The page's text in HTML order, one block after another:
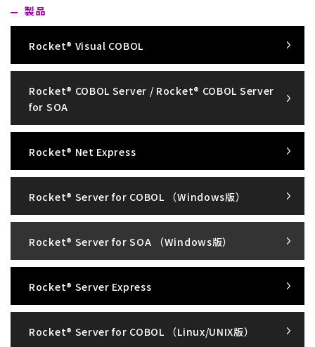
製品
Rocket® Visual COBOL
Rocket® COBOL Server / Rocket® COBOL Server
for SOA
Rocket® Net Express
Rocket® Server for COBOL （Windows版）
Rocket® Server for SOA （Windows版）
Rocket® Server Express
Rocket® Server for COBOL （Linux/UNIX版）